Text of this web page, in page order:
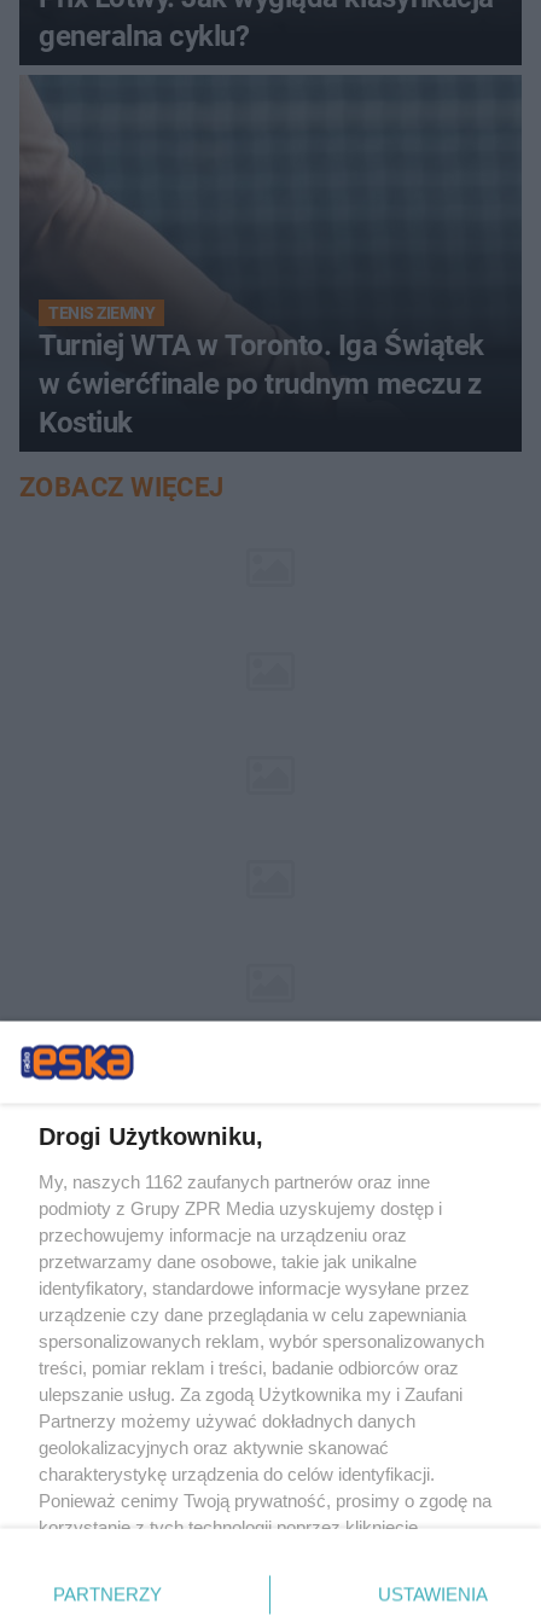
generalna cyklu?
TENIS ZIEMNY
Turniej WTA w Toronto. Iga Świątek
w ćwierćfinale po trudnym meczu z
Kostiuk
ZOBACZ WIĘCEJ
Żaden utwór zamieszczony w serwisie nie może być powielany i
rozpowszechniany lub dalej rozpowszechniany w jakikolwiek sposób (w
tym także elektroniczny lub mechaniczny) na jakimkolwiek polu
eksploatacji w jakiejkolwiek formie, włącznie z umieszczaniem w Internecie
bez pisemnej zgody właściciela praw. Jakiekolwiek użycie lub
wykorzystanie utworów w całości lub w części z naruszeniem prawa, tzn.
bez właściwej zgody, jest zabronione pod groźbą kary i może być ścigane
prawnie.
O nas
Drogi Użytkowniku,
My, naszych 1162 zaufanych partnerów oraz inne
podmioty z Grupy ZPR Media uzyskujemy dostęp i
przechowujemy informacje na urządzeniu oraz
przetwarzamy dane osobowe, takie jak unikalne
identyfikatory, standardowe informacje wysyłane przez
urządzenie czy dane przeglądania w celu zapewniania
spersonalizowanych reklam, wybór spersonalizowanych
treści, pomiar reklam i treści, badanie odbiorców oraz
ulepszanie usług. Za zgodą Użytkownika my i Zaufani
Partnerzy możemy używać dokładnych danych
geolokalizacyjnych oraz aktywnie skanować
charakterystykę urządzenia do celów identyfikacji.
Ponieważ cenimy Twoją prywatność, prosimy o zgodę na
korzystanie z tych technologii poprzez kliknięcie
zmienić/wycofać klikając przycisk ustawień prywatności
znajdujący się w lewym dolnym rogu strony
PARTNERZY USTAWIENIA